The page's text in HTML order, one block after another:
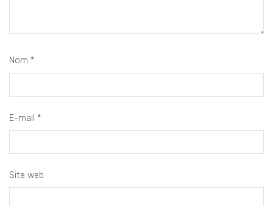
Nom *
E-mail *
Site web